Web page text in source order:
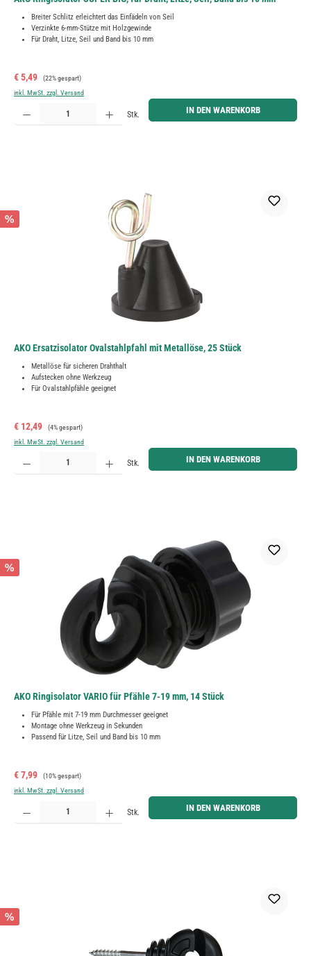
Breiter Schlitz erleichtert das Einfädeln von Seil
Verzinkte 6-mm-Stütze mit Holzgewinde
Für Draht, Litze, Seil und Band bis 10 mm
Verkaufspreis:
€ 5,49 Regulärer Preis:
(22% gespart)
inkl. MwSt. zzgl. Versand
Produkt Anzahl: Gib den gewünschten Wert ein oder benutze die Schaltflächen um die Anzahl zu
Stk. IN DEN WARENKORB
%
AKO Ersatzisolator Ovalstahlpfahl mit Metallöse, 25 Stück
Metallöse für sicheren Drahthalt
Aufstecken ohne Werkzeug
Für Ovalstahlpfähle geeignet
Verkaufspreis:
€ 12,49 Regulärer Preis:
(4% gespart)
inkl. MwSt. zzgl. Versand
Produkt Anzahl: Gib den gewünschten Wert ein oder benutze die Schaltflächen um die Anzahl zu
Stk. IN DEN WARENKORB
%
AKO Ringisolator VARIO für Pfähle 7-19 mm, 14 Stück
Für Pfähle mit 7-19 mm Durchmesser geeignet
Montage ohne Werkzeug in Sekunden
Passend für Litze, Seil und Band bis 10 mm
Verkaufspreis:
€ 7,99 Regulärer Preis:
(10% gespart)
inkl. MwSt. zzgl. Versand
Produkt Anzahl: Gib den gewünschten Wert ein oder benutze die Schaltflächen um die Anzahl zu
Stk. IN DEN WARENKORB
%